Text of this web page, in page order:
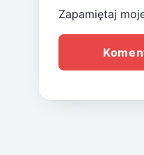
Zapamiętaj